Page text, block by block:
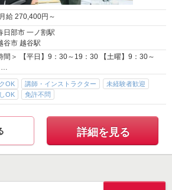
給 270,400円～
日部市 一ノ割駅
谷市 越谷駅
間＞ 【平日】9：30～19：30 【土曜】9：30～
…
OK 講師・インストラクター
未経験者歓迎
OK
免許不問
詳細を見る